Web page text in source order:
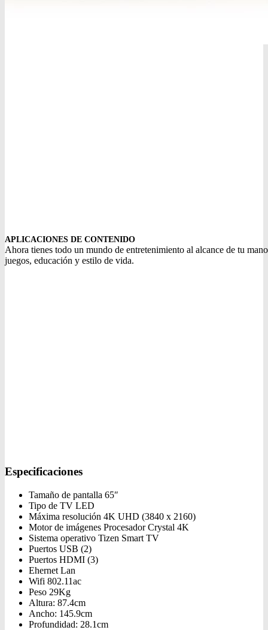
APLICACIONES DE CONTENIDO
Ahora tienes todo un mundo de entretenimiento al alcance de tu
juegos, educación y estilo de vida.
Especificaciones
Tamaño de pantalla 65″
Tipo de TV LED
Máxima resolución 4K UHD (3840 x 2160)
Motor de imágenes Procesador Crystal 4K
Sistema operativo Tizen Smart TV
Puertos USB (2)
Puertos HDMI (3)
Ehernet Lan
Wifi 802.11ac
Peso 29Kg
Altura: 87.4cm
Ancho: 145.9cm
Profundidad: 28.1cm